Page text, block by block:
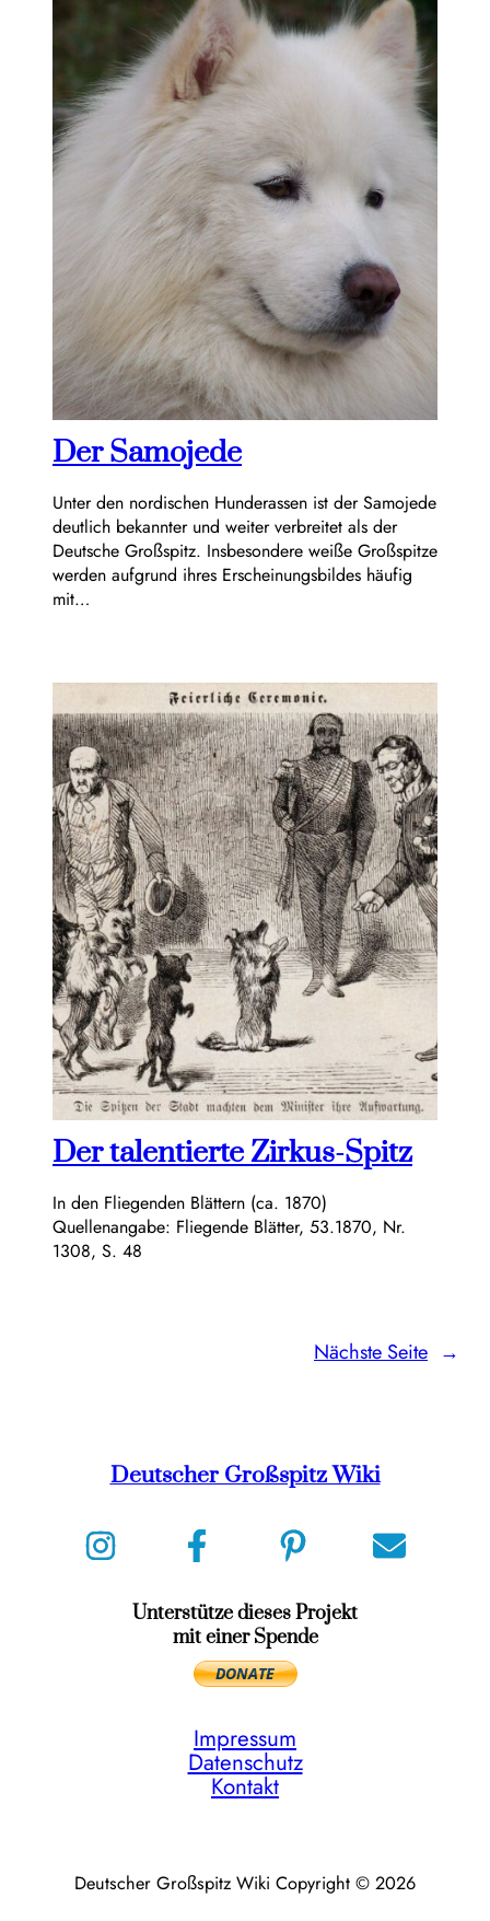
Der Samojede
Unter den nordischen Hunderassen ist der Samojede
deutlich bekannter und weiter verbreitet als der
Deutsche Großspitz. Insbesondere weiße Großspitze
werden aufgrund ihres Erscheinungsbildes häufig
mit…
Der talentierte Zirkus-Spitz
In den Fliegenden Blättern (ca. 1870)
Quellenangabe: Fliegende Blätter, 53.1870, Nr.
1308, S. 48
Nächste Seite →
Deutscher Großspitz Wiki
Unterstütze dieses Projekt
mit einer Spende
Impressum
Datenschutz
Kontakt
Deutscher Großspitz Wiki Copyright © 2026